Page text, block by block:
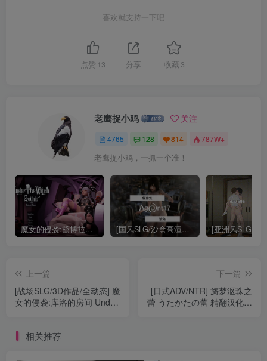
喜欢就支持一下吧
点赞 13 分享 收藏 3
老鹰捉小鸡 关注
4765 128 814 787W+
老鹰捉小鸡，一抓一个准！
魔女的侵袭:黛博拉的房间 v0.1 官方中文版 3D回合ARPG游戏 2.1G [国风SLG/沙盒高渲染/动态]代号17/特工17（Agent17）V0.24.8官方中文版 [PC+安卓-4.40G/更新]
上一篇
[战场SLG/3D作品/全动态] 魔
女的侵袭:库洛的房间 Under
[2.90G]
下一篇
[日式ADV/NTR] 旖梦沤珠之
蕾 うたかたの蕾 精翻汉化版
相关推荐